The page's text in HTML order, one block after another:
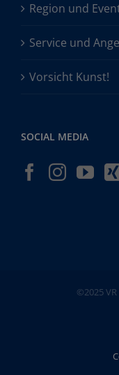
Region und
Service und
Vorsicht Kunst!
SOCIAL MEDIA
©2025